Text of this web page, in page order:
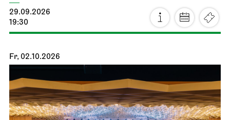
29.09.2026
19:30
Fr, 02.10.2026